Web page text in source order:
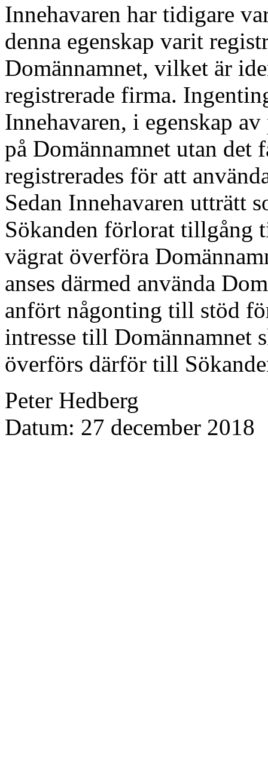
Innehavaren har tidigare
denna egenskap varit
Domännamnet, vilket är
registrerade firma.
Innehavaren, i egenskap
på Domännamnet utan det
registrerades för att
Sedan Innehavaren utträtt
Sökanden förlorat tillgång
vägrat överföra
anses därmed använda
anfört någonting till stöd
intresse till Domännamnet
överförs därför till
Peter Hedberg
Datum: 27 december 2018